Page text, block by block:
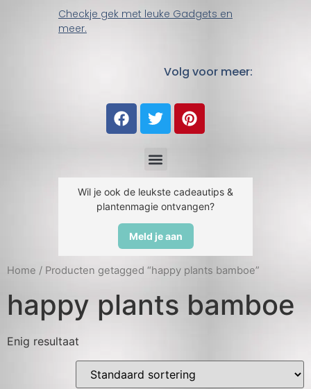
Checkje gek met leuke Gadgets en
meer.
Volg voor meer:
Wil je ook de leukste cadeautips &
plantenmagie ontvangen?
Meld je aan
Home / Producten getagged “happy plants bamboe”
happy plants bamboe
Enig resultaat